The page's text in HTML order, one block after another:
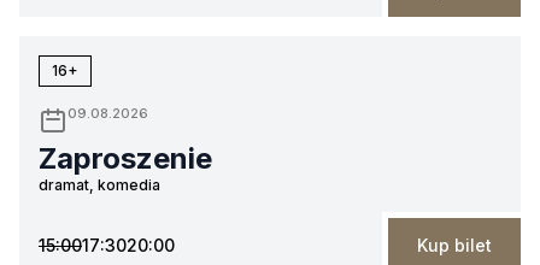
16+
09.08.2026
Zaproszenie
dramat, komedia
15:0017:3020:00 Kup bilet